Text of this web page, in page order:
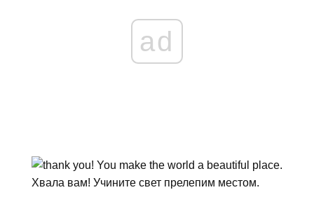
ad
Хвала вам! Учините свет прелепим местом.